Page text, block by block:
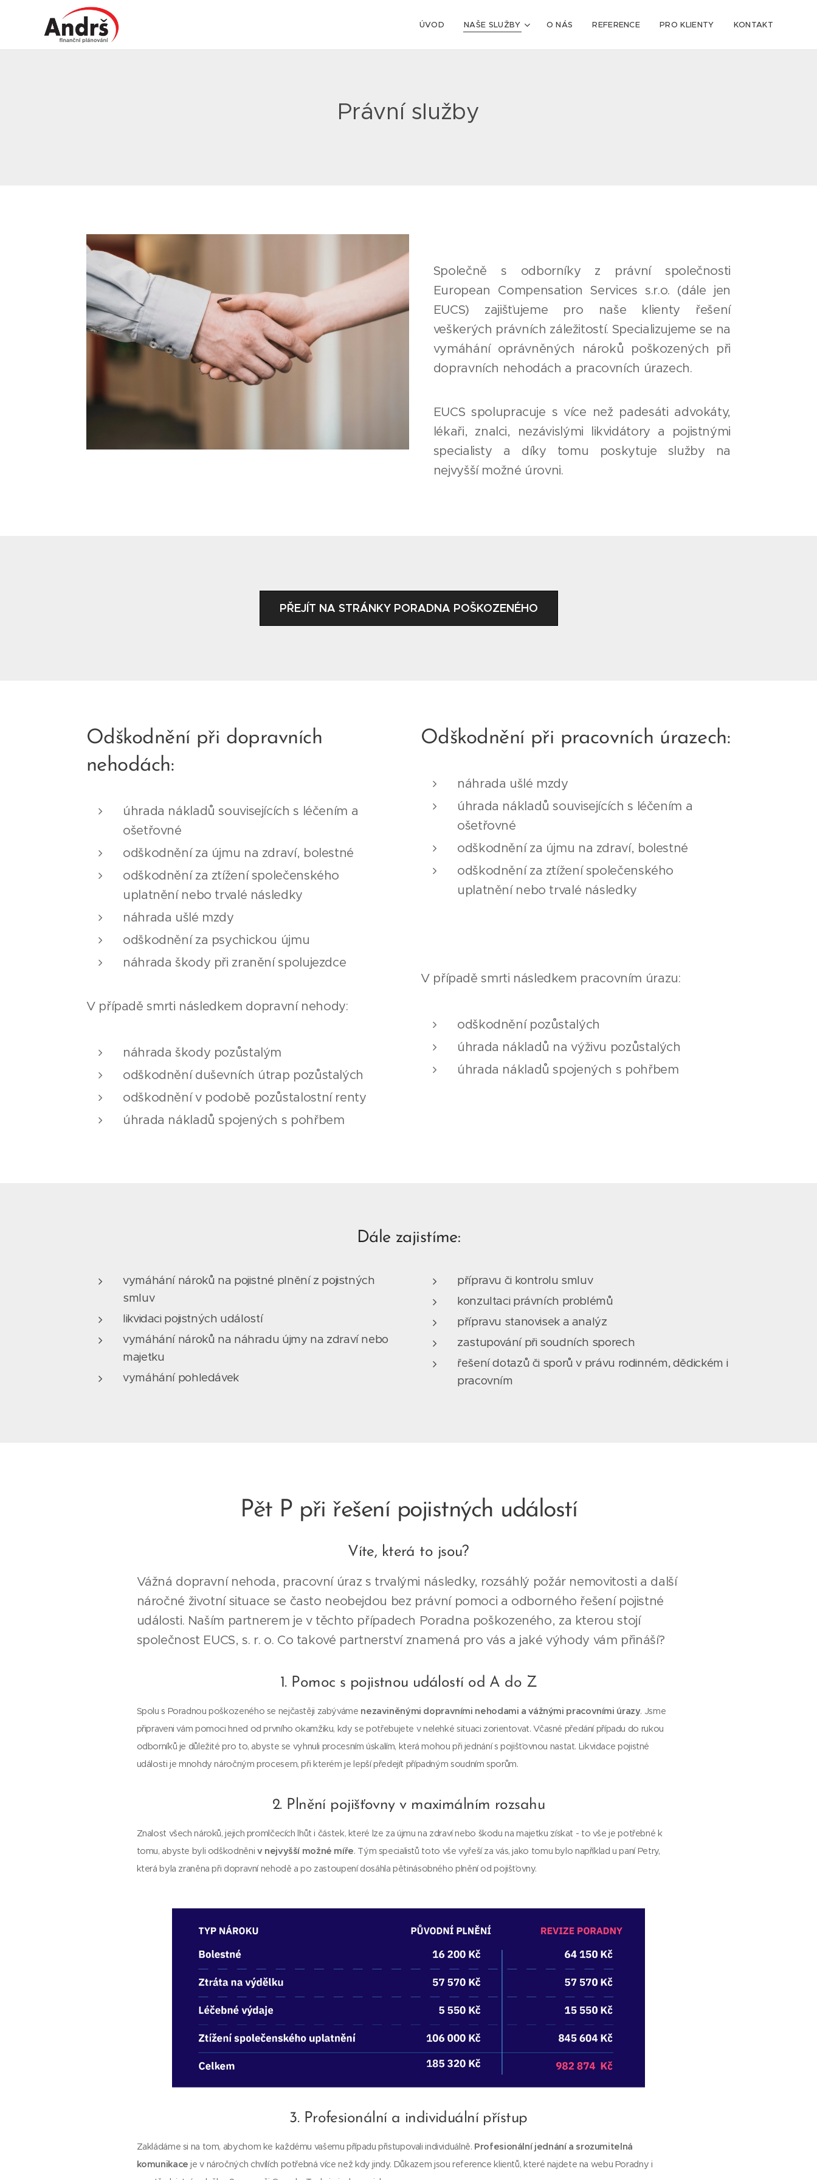
ÚVOD NAŠE SLUŽBY O NÁS REFERENCE PRO KLIENTY KONTAKT
Právní služby
Společně s odborníky z právní společnosti
European Compensation Services s.r.o. (dále jen
EUCS) zajišťujeme pro naše klienty řešení
veškerých právních záležitostí. Specializujeme se na
vymáhání oprávněných nároků poškozených při
dopravních nehodách a pracovních úrazech.
EUCS spolupracuje s více než padesáti advokáty,
lékaři, znalci, nezávislými likvidátory a pojistnými
specialisty a díky tomu poskytuje služby na
nejvyšší možné úrovni.
PŘEJÍT NA STRÁNKY PORADNA POŠKOZENÉHO
Odškodnění při dopravních
nehodách:
úhrada nákladů souvisejících s léčením a
ošetřovné
odškodnění za újmu na zdraví, bolestné
odškodnění za ztížení společenského
uplatnění nebo trvalé následky
náhrada ušlé mzdy
odškodnění za psychickou újmu
náhrada škody při zranění spolujezdce
V případě smrti následkem dopravní nehody:
náhrada škody pozůstalým
odškodnění duševních útrap pozůstalých
odškodnění v podobě pozůstalostní renty
úhrada nákladů spojených s pohřbem
Odškodnění při pracovních úrazech:
náhrada ušlé mzdy
úhrada nákladů souvisejících s léčením a
ošetřovné
odškodnění za újmu na zdraví, bolestné
odškodnění za ztížení společenského
uplatnění nebo trvalé následky
V případě smrti následkem pracovním úrazu:
odškodnění pozůstalých
úhrada nákladů na výživu pozůstalých
úhrada nákladů spojených s pohřbem
Dále zajistíme:
vymáhání nároků na pojistné plnění z pojistných
smluv
likvidaci pojistných událostí
vymáhání nároků na náhradu újmy na zdraví nebo
majetku
vymáhání pohledávek
přípravu či kontrolu smluv
konzultaci právních problémů
přípravu stanovisek a analýz
zastupování při soudních sporech
řešení dotazů či sporů v právu rodinném, dědickém i
pracovním
Pět P při řešení pojistných událostí
Víte, která to jsou?
Vážná dopravní nehoda, pracovní úraz s trvalými následky, rozsáhlý požár nemovitosti a další
náročné životní situace se často neobejdou bez právní pomoci a odborného řešení pojistné
události. Naším partnerem je v těchto případech Poradna poškozeného, za kterou stojí
společnost EUCS, s. r. o. Co takové partnerství znamená pro vás a jaké výhody vám přináší?
1. Pomoc s pojistnou událostí od A do Z
Spolu s Poradnou poškozeného se nejčastěji zabýváme nezaviněnými dopravními nehodami a vážnými pracovními úrazy. Jsme
připraveni vám pomoci hned od prvního okamžiku, kdy se potřebujete v nelehké situaci zorientovat. Včasné předání případu do rukou
odborníků je důležité pro to, abyste se vyhnuli procesním úskalím, která mohou při jednání s pojišťovnou nastat. Likvidace pojistné
události je mnohdy náročným procesem, při kterém je lepší předejít případným soudním sporům.
2. Plnění pojišťovny v maximálním rozsahu
Znalost všech nároků, jejich promlčecích lhůt i částek, které lze za újmu na zdraví nebo škodu na majetku získat - to vše je potřebné k
tomu, abyste byli odškodněni v nejvyšší možné míře. Tým specialistů toto vše vyřeší za vás, jako tomu bylo například u paní Petry,
která byla zraněna při dopravní nehodě a po zastoupení dosáhla pětinásobného plnění od pojišťovny.
3. Profesionální a individuální přístup
Zakládáme si na tom, abychom ke každému vašemu případu přistupovali individuálně. Profesionální jednání a srozumitelná
komunikace je v náročných chvílích potřebná více než kdy jindy. Důkazem jsou reference klientů, které najdete na webu Poradny i